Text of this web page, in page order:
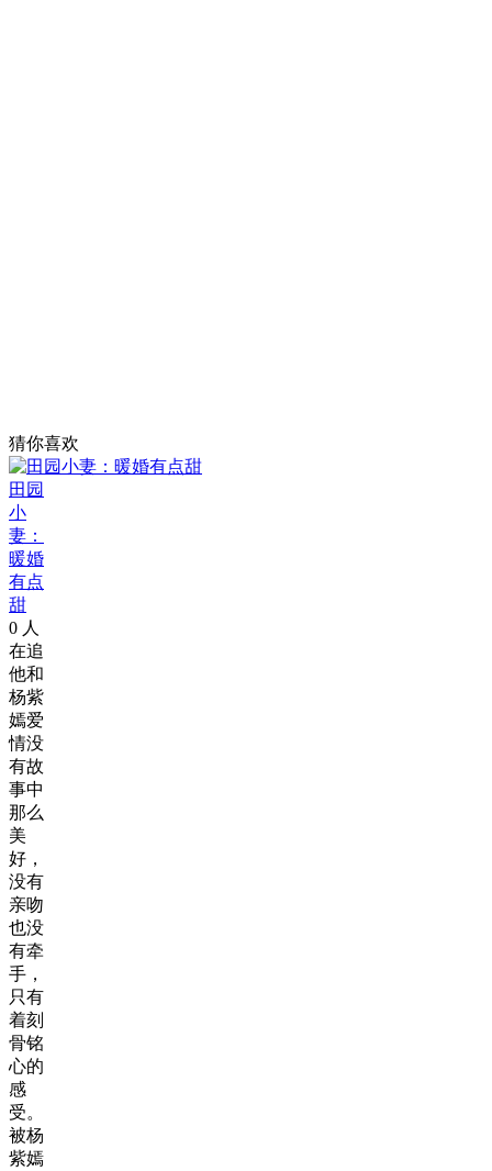
猜你喜欢
田园
小
妻：
暖婚
有点
甜
0 人
在追
他和
杨紫
嫣爱
情没
有故
事中
那么
美
好，
没有
亲吻
也没
有牵
手，
只有
着刻
骨铭
心的
感
受。
被杨
紫嫣